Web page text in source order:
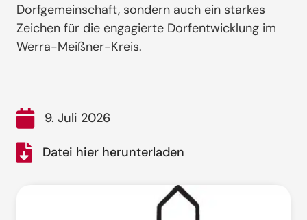
Dorfgemeinschaft, sondern auch ein starkes
Zeichen für die engagierte Dorfentwicklung im
Werra-Meißner-Kreis.
9. Juli 2026
Datei hier herunterladen